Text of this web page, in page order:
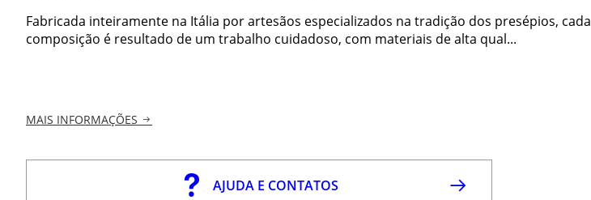
Fabricada inteiramente na Itália por artesãos especializados na tradição dos presépios, cada
composição é resultado de um trabalho cuidadoso, com materiais de alta qual...
MAIS INFORMAÇÕES
AJUDA E CONTATOS